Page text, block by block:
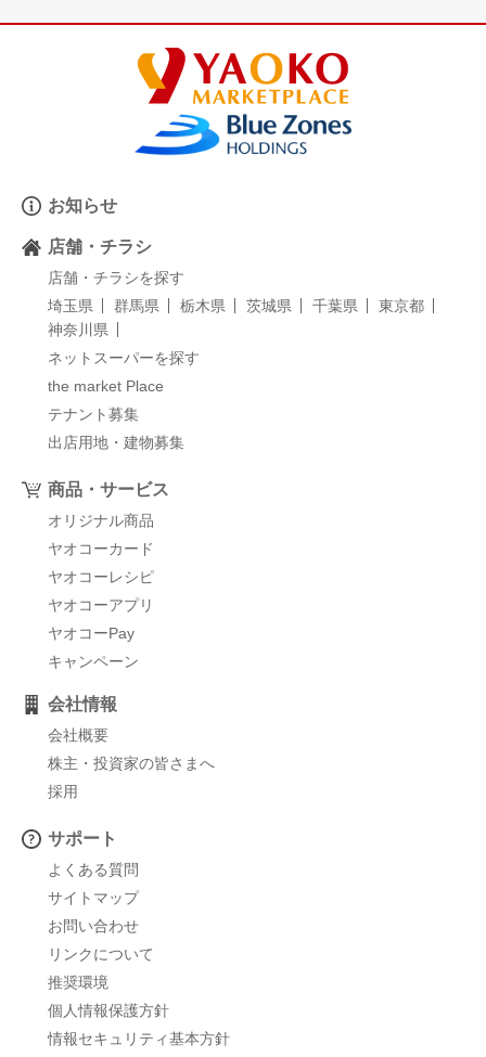
お知らせ
店舗・チラシ
店舗・チラシを探す
埼玉県
群馬県 栃木県 茨城県 千葉県
東京都
神奈川県
ネットスーパーを探す
the market Place
テナント募集
出店用地・建物募集
商品・サービス
オリジナル商品
ヤオコーカード
ヤオコーレシピ
ヤオコーアプリ
ヤオコーPay
キャンペーン
会社情報
会社概要
株主・投資家の皆さまへ
採用
サポート
よくある質問
サイトマップ
お問い合わせ
リンクについて
推奨環境
個人情報保護方針
情報セキュリティ基本方針